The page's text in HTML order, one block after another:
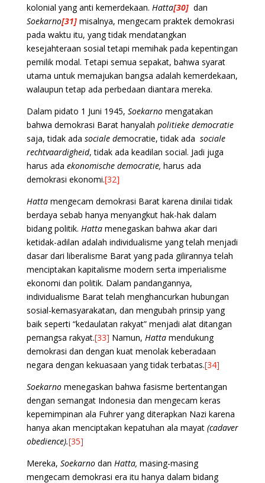
kolonial yang anti kemerdekaan. Hatta[30] dan
Soekarno[31] misalnya, mengecam praktek demokrasi
pada waktu itu, yang tidak mendatangkan
kesejahteraan sosial tetapi memihak pada kepentingan
pemilik modal. Tetapi semua sepakat, bahwa syarat
utama untuk memajukan bangsa adalah kemerdekaan,
walaupun tetap ada perbedaan diantara mereka.
Dalam pidato 1 Juni 1945, Soekarno mengatakan
bahwa demokrasi Barat hanyalah politieke democratie
saja, tidak ada sociale democratie, tidak ada sociale
rechtvaardigheid, tidak ada keadilan social. Jadi juga
harus ada ekonomische democratie, harus ada
demokrasi ekonomi.[32]
Hattamengecam demokrasi Barat karena dinilai tidak
berdaya sebab hanya menyangkut hak-hak dalam
bidang politik. Hattamenegaskan bahwa akar dari
ketidak-adilan adalah individualisme yang telah menjadi
dasar dari liberalisme Barat yang pada gilirannya telah
menciptakan kapitalisme modern serta imperialisme
ekonomi dan politik. Dalam pandangannya,
individualisme Barat telah menghancurkan hubungan
sosial-kemasyarakatan, dan mengubah prinsip yang
baik seperti “kedaulatan rakyat” menjadi alat ditangan
pemangsa rakyat.[33] Namun, Hattamendukung
demokrasi dan dengan kuat menolak keberadaan
negara dengan kekuasaan yang tidak terbatas.[34]
Soekarno menegaskan bahwa fasisme bertentangan
dengan semangat Indonesia dan mengecam keras
kepemimpinan ala Fuhrer yang diterapkan Nazi karena
hanya akan menciptakan kepatuhan ala mayat (cadaver
obedience).[35]
Mereka, Soekarno dan Hatta, masing-masing
mengecam demokrasi era itu hanya dalam bidang